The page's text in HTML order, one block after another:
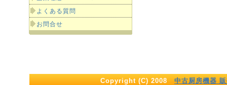
よくある質問
お問合せ
Copyright (C) 2008 中古厨房機器